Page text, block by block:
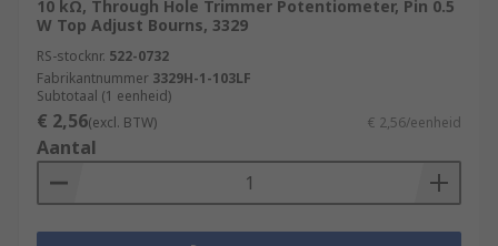
10 kΩ, Through Hole Trimmer Potentiometer, Pin 0.5
W Top Adjust Bourns, 3329
RS-stocknr. 522-0732
Fabrikantnummer 3329H-1-103LF
Subtotaal (1 eenheid)
€ 2,56(excl. BTW) € 2,56/eenheid
Aantal